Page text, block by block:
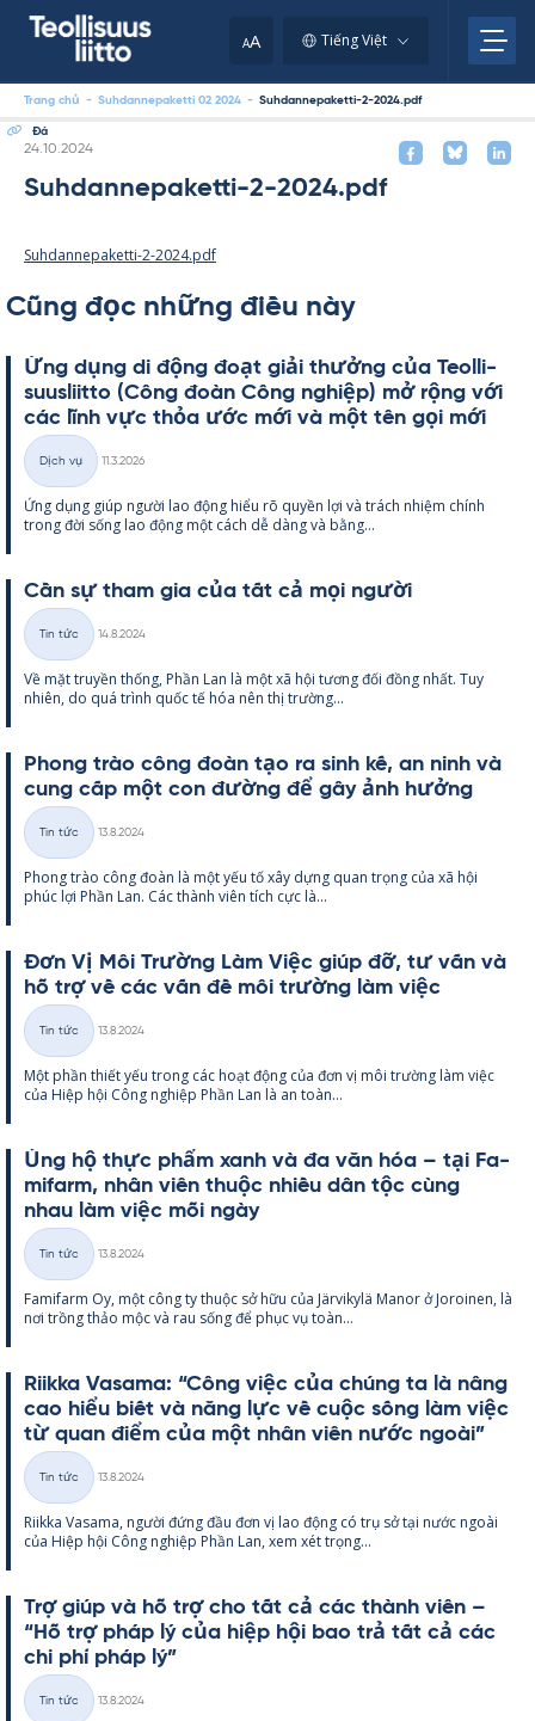
AA Tiếng Việt
Trang chủ - Suhdannepaketti 02 2024 - Suhdannepaketti-2-2024.pdf
Đá
Kirjoitettu
24.10.2024
Suhdannepaketti-2-2024.pdf
Suhdannepaketti-2-2024.pdf
Cũng đọc những điều này
Ứng dụng di động đoạt giải thưởng của Teol­li­
suus­liitto (Công đoàn Công ng­hiệp) mở rộng với
các lĩnh vực thỏa ước mới và một tên gọi mới
Thể
loại
Dịch vụ
11.3.2026
Ứng dụng giúp người lao động hiểu rõ qu­yền lợi và trách nhiệm chính
trong đời sống lao động một cách dễ dàng và bằng...
Cần sự tham gia của tất cả mọi người
Thể
loại
Tin tức
14.8.2024
Về mặt tru­yền thống, Phần Lan là một xã hội tương đối đồng nhất. Tuy
nhiên, do quá trình quốc tế hóa nên thị trường...
Phong trào công đoàn tạo ra sinh kế, an ninh và
cung cấp một con đường để gây ảnh hưởng
Thể
loại
Tin tức
13.8.2024
Phong trào công đoàn là một yếu tố xây dựng quan trọng của xã hội
phúc lợi Phần Lan. Các thành viên tích cực là...
Đơn Vị Môi Trường Làm Việc giúp đỡ, tư vấn và
hỗ trợ về các vấn đề môi trường làm việc
Thể
loại
Tin tức
13.8.2024
Một phần thiết yếu trong các hoạt động của đơn vị môi trường làm việc
của Hiệp hội Công ng­hiệp Phần Lan là an toàn...
Ủng hộ thực phẩm xanh và đa văn hóa – tại Fa­
mi­farm, nhân viên thuộc nhiều dân tộc cùng
nhau làm việc mỗi ngày
Thể
loại
Tin tức
13.8.2024
Fa­mi­farm Oy, một công ty thuộc sở hữu của Jär­vi­kylä Ma­nor ở Jo­roi­nen, là
nơi trồng thảo mộc và rau sống để phục vụ toàn...
Riikka Va­sama: “Công việc của chúng ta là nâng
cao hiểu biết và năng lực về cuộc sống làm việc
từ quan điểm của một nhân viên nước ngoài”
Thể
loại
Tin tức
13.8.2024
Riikka Va­sama, người đứng đầu đơn vị lao động có trụ sở tại nước ngoài
của Hiệp hội Công ng­hiệp Phần Lan, xem xét trọng...
Trợ giúp và hỗ trợ cho tất cả các thành viên –
“Hỗ trợ pháp lý của hiệp hội bao trả tất cả các
chi phí pháp lý”
Thể
Tin tức
13.8.2024